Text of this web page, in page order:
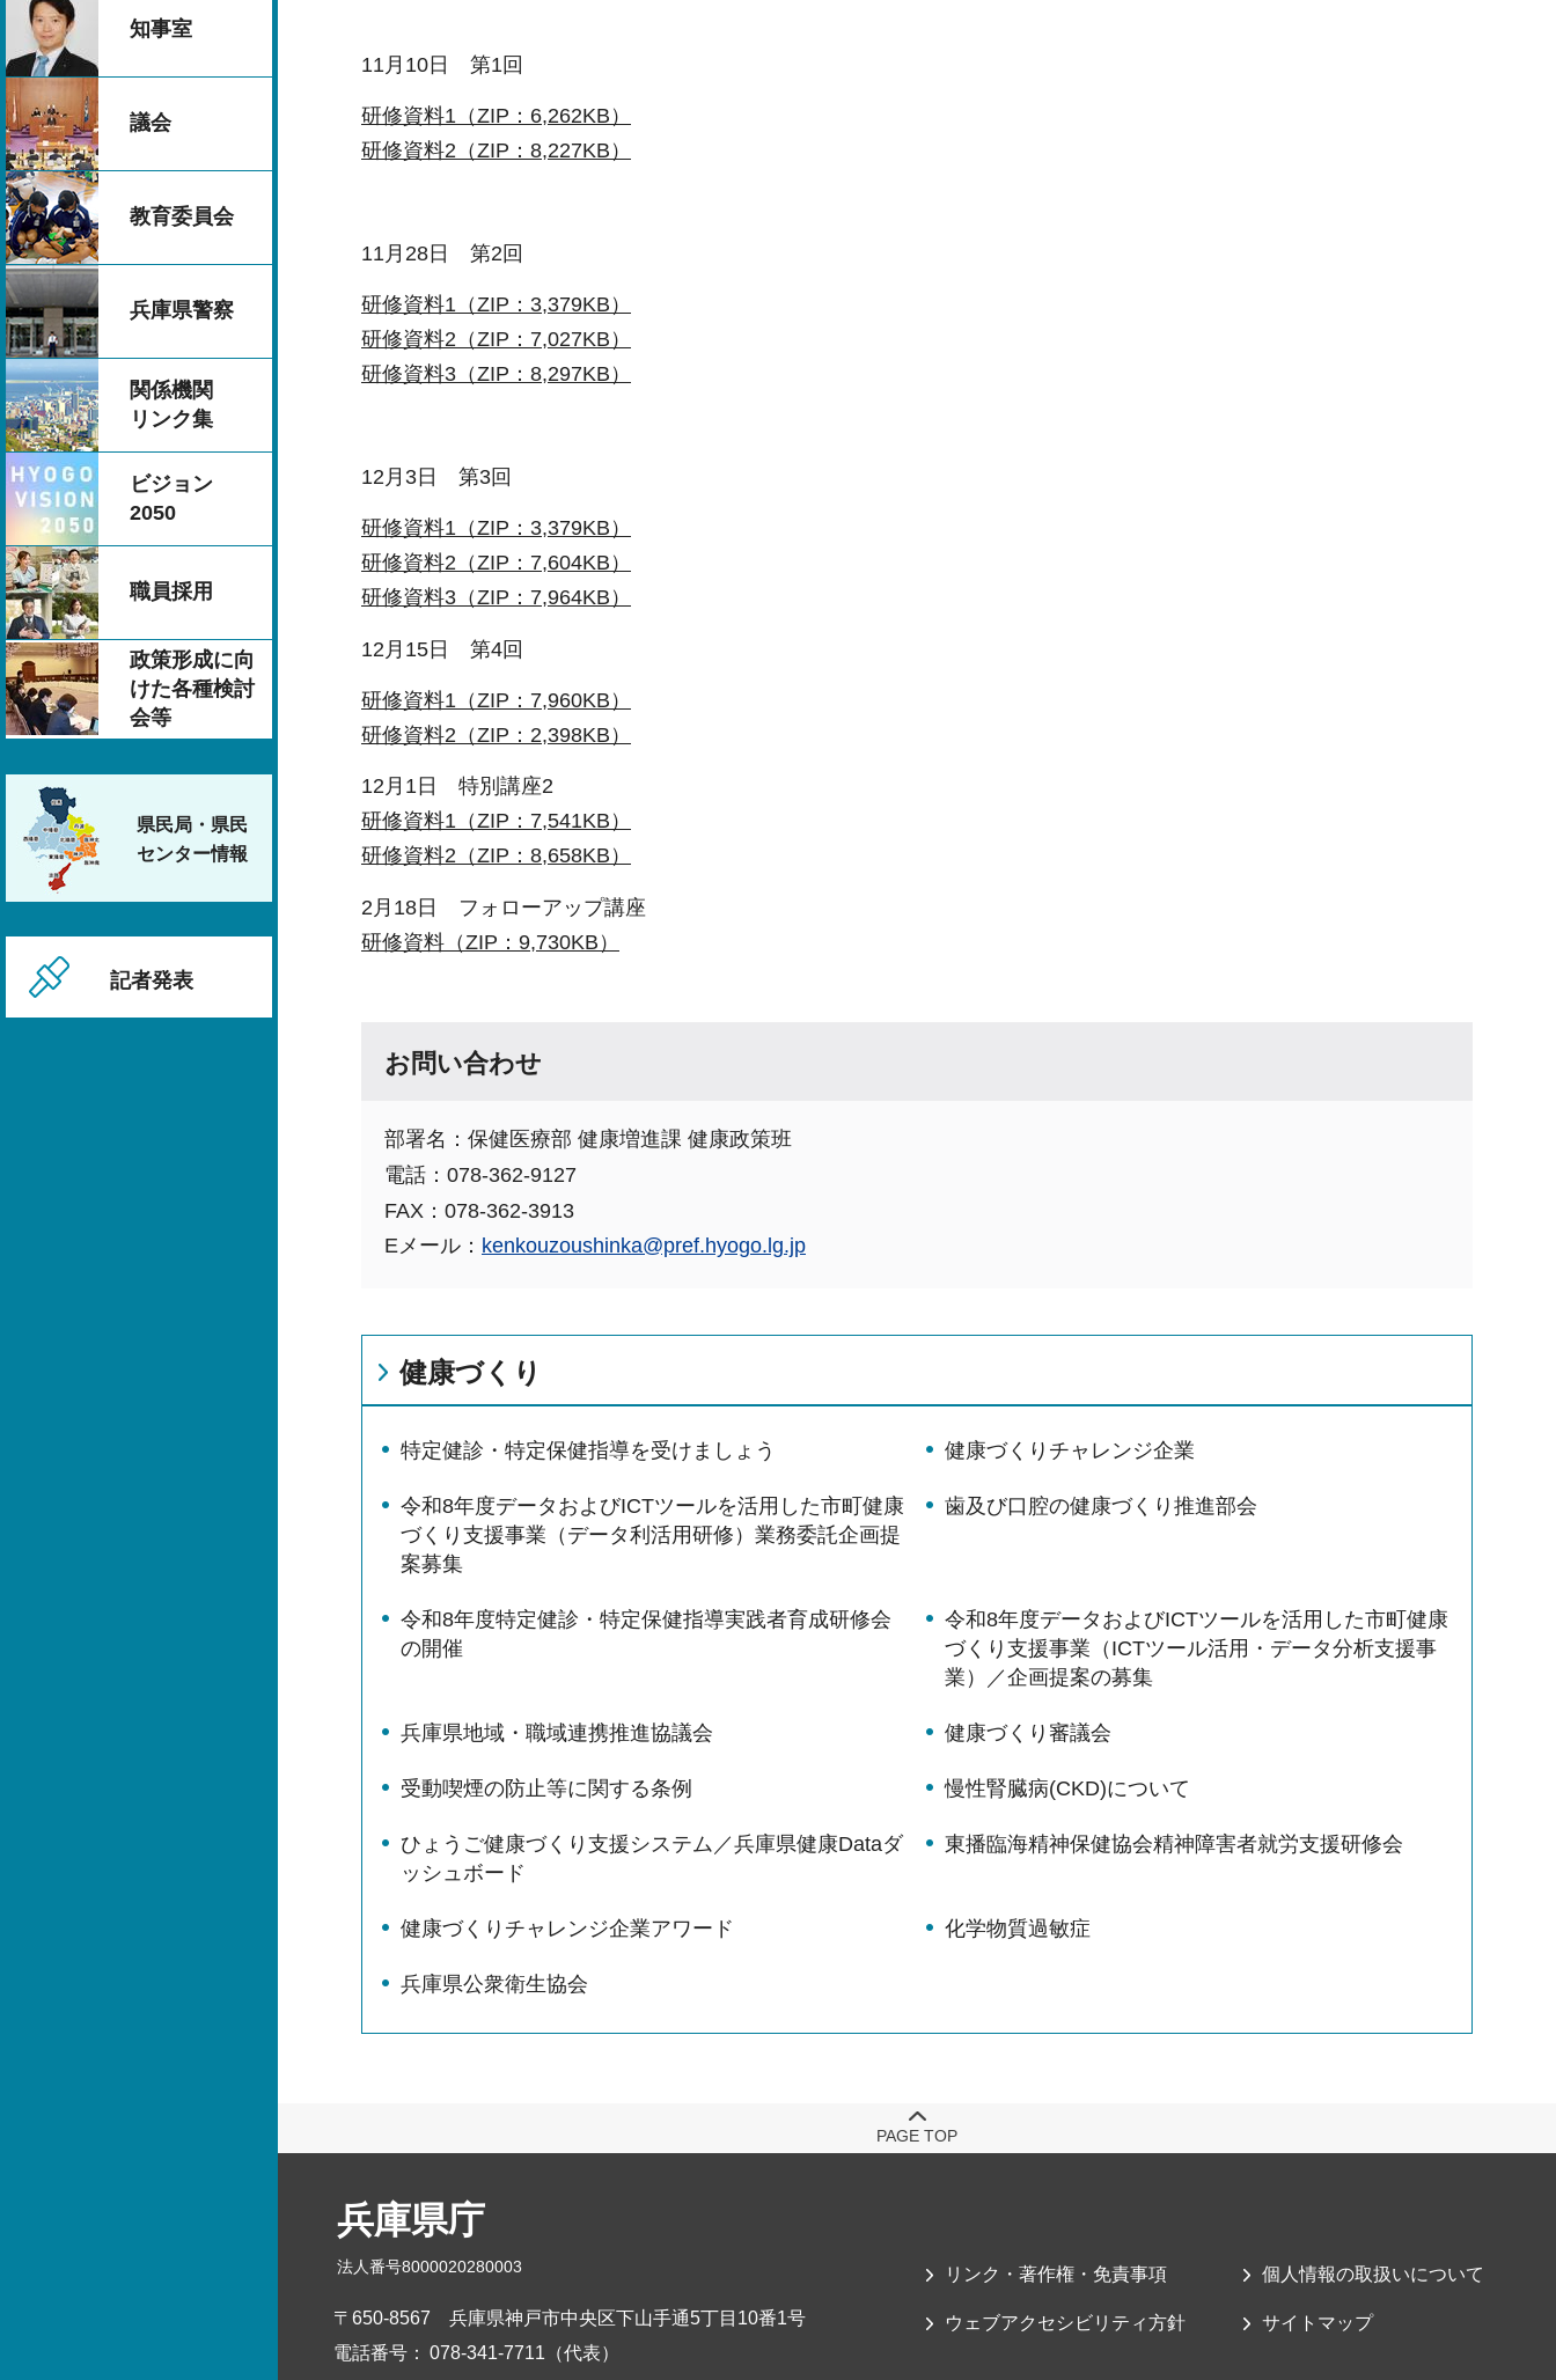
知事室
議会
教育委員会
兵庫県警察
関係機関
リンク集
ビジョン
2050
職員採用
政策形成に向
けた各種検討
会等
県民局・県民
センター情報
記者発表
11月10日 第1回
研修資料1（ZIP：6,262KB）
研修資料2（ZIP：8,227KB）
11月28日 第2回
研修資料1（ZIP：3,379KB）
研修資料2（ZIP：7,027KB）
研修資料3（ZIP：8,297KB）
12月3日 第3回
研修資料1（ZIP：3,379KB）
研修資料2（ZIP：7,604KB）
研修資料3（ZIP：7,964KB）
12月15日 第4回
研修資料1（ZIP：7,960KB）
研修資料2（ZIP：2,398KB）
12月1日 特別講座2
研修資料1（ZIP：7,541KB）
研修資料2（ZIP：8,658KB）
2月18日 フォローアップ講座
研修資料（ZIP：9,730KB）
お問い合わせ
部署名：保健医療部 健康増進課 健康政策班
電話：078-362-9127
FAX：078-362-3913
Eメール： kenkouzoushinka@pref.hyogo.lg.jp
健康づくり
特定健診・特定保健指導を受けましょう 健康づくりチャレンジ企業
令和8年度データおよびICTツールを活用した市町健康
づくり支援事業（データ利活用研修）業務委託企画提
案募集
歯及び口腔の健康づくり推進部会
令和8年度特定健診・特定保健指導実践者育成研修会
の開催
令和8年度データおよびICTツールを活用した市町健康
づくり支援事業（ICTツール活用・データ分析支援事
業）／企画提案の募集
兵庫県地域・職域連携推進協議会 健康づくり審議会
受動喫煙の防止等に関する条例 慢性腎臓病(CKD)について
ひょうご健康づくり支援システム／兵庫県健康Dataダ
ッシュボード
東播臨海精神保健協会精神障害者就労支援研修会
健康づくりチャレンジ企業アワード 化学物質過敏症
兵庫県公衆衛生協会
PAGE TOP
兵庫県庁
法人番号8000020280003
〒650-8567
兵庫県神戸市中央区下山手通5丁目10番1号
電話番号： 078-341-7711（代表）
リンク・著作権・免責事項 個人情報の取扱いについて
ウェブアクセシビリティ方針 サイトマップ